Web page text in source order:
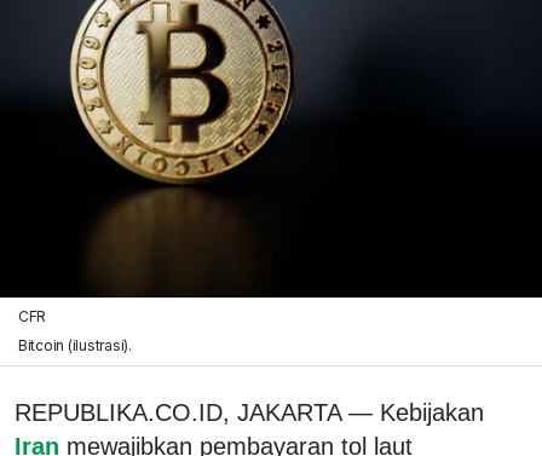
CFR
Bitcoin (ilustrasi).
REPUBLIKA.CO.ID, JAKARTA — Kebijakan
Iran mewajibkan pembayaran tol laut